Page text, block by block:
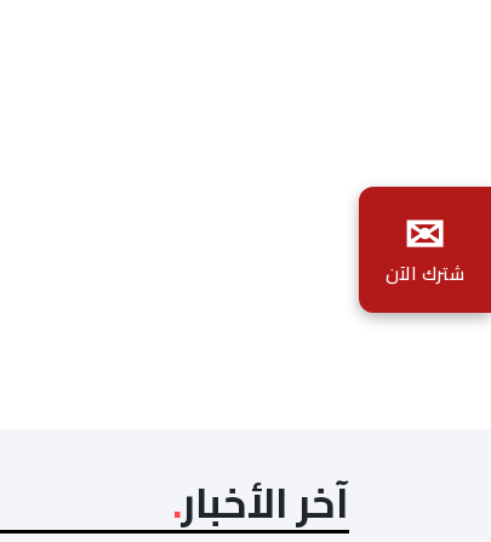
آخر الأخبار
✉
شترك الآن